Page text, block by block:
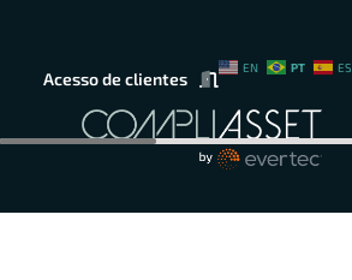
Acesso de clientes
EN PT ES